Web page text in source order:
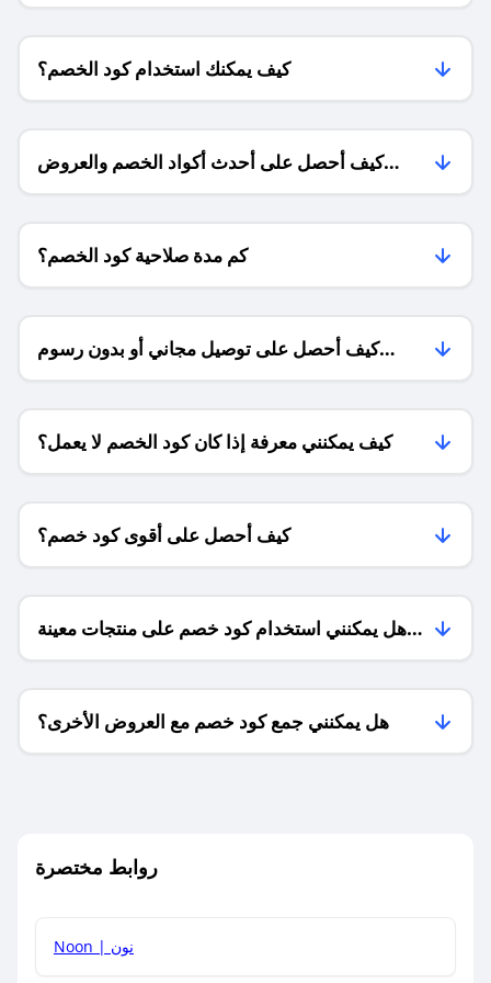
كيف يمكنك استخدام كود الخصم؟
كيف أحصل على أحدث أكواد الخصم والعروض
للمتاجر؟
كم مدة صلاحية كود الخصم؟
كيف أحصل على توصيل مجاني أو بدون رسوم
الشحن ؟
كيف يمكنني معرفة إذا كان كود الخصم لا يعمل؟
كيف أحصل على أقوى كود خصم؟
هل يمكنني استخدام كود خصم على منتجات معينة
فقط؟
هل يمكنني جمع كود خصم مع العروض الأخرى؟
روابط مختصرة
Noon | نون